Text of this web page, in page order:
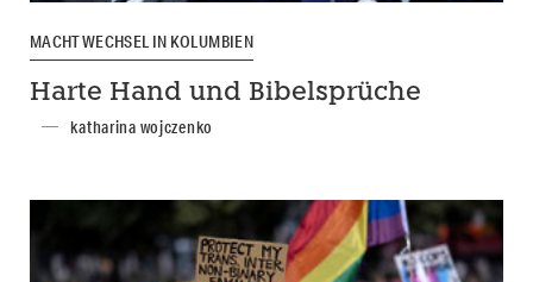
MACHTWECHSEL IN KOLUMBIEN
Harte Hand und Bibelsprüche
katharina wojczenko